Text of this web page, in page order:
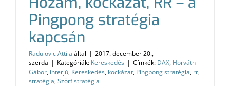
Pingpong stratégia
kapcsán
Radulovic Attila által | 2017. december 20.,
szerda | Kategóriák: Kereskedés | Címkék: DAX, Horváth
Gábor, interjú, Kereskedés, kockázat, Pingpong stratégia, rr,
stratégia,Szörf stratégia